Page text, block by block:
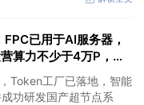
已用于AI服务器，
算力不少于4万P，这
Token工厂已落地，智能
功研发国产超节点系